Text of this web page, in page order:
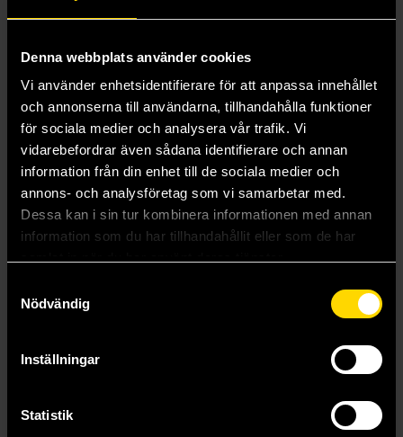
Denna webbplats använder cookies
Vi använder enhetsidentifierare för att anpassa innehållet
och annonserna till användarna, tillhandahålla funktioner
för sociala medier och analysera vår trafik. Vi
vidarebefordrar även sådana identifierare och annan
information från din enhet till de sociala medier och
annons- och analysföretag som vi samarbetar med.
Dessa kan i sin tur kombinera informationen med annan
information som du har tillhandahållit eller som de har
Nödvändig
Inställningar
Statistik
Längre leveranstid
That Time I Got Reincarnated as a Slime 3